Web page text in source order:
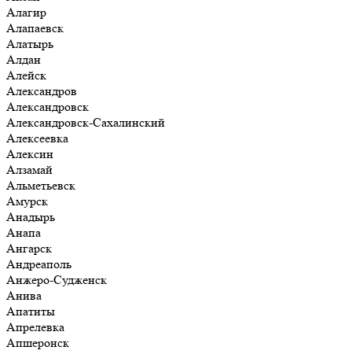
Алагир
Алапаевск
Алатырь
Алдан
Алейск
Александров
Александровск
Александровск-Сахалинский
Алексеевка
Алексин
Алзамай
Альметьевск
Амурск
Анадырь
Анапа
Ангарск
Андреаполь
Анжеро-Судженск
Анива
Апатиты
Апрелевка
Апшеронск